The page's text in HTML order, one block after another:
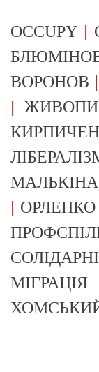
OCCUPY |
ВОРОНОВ
|
МАЛЬКІНА
| ОРЛЕНКО
МІГРАЦІЯ